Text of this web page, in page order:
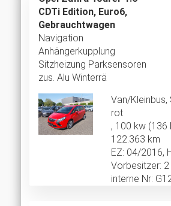
CDTi Edition, Euro6,
Gebrauchtwagen
Navigation
Anhängerkupplung
Sitzheizung Parksensoren
zus. Alu Winterrä
Van/
rot
, 100 kw (136
122.363 km
EZ: 04/2016,
Vorbesitzer: 2
interne Nr: